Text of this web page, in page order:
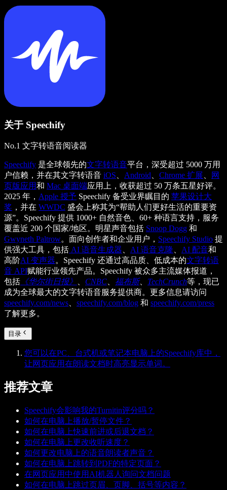
关于 Speechify
No.1 文字转语音阅读器
Speechify 是全球领先的文字转语音平台，深受超过 5000 万用
户信赖，并在其文字转语音 iOS Android Chrome 扩展
网
页版应用和 Mac 桌面端应用上，收获超过 50 万条五星好评。
2025 年， Apple 授予 Speechify 备受业界瞩目的 苹果设计大
奖 ，并在 WWDC 盛会上称其为“帮助人们更好生活的重要资
源”。Speechify 提供 1000+ 自然音色、60+ 种语言支持，服务
覆盖近 200 个国家/地区。明星声音包括 Snoop Dogg 和
Gwyneth Paltrow。面向创作者和企业用户， Speechify Studio 提
供强大工具，包括 AI 语音生成器 AI 语音克隆 AI 配音和
高阶AI 变声器。Speechify 还通过高品质、低成本的文字转语
音 API赋能行业领先产品。Speechify 被众多主流媒体报道，
包括 《华尔街日报》 CNBC 福布斯、 TechCrunch等，现已
成为全球最大的文字转语音服务提供商。更多信息请访问
speechify.com/news
speechify.com/blog 和 speechify.com/press
了解更多。
目录
您可以在PC、台式机或笔记本电脑上的Speechify库中，
让网页应用在朗读文档时高亮显示单词。
推荐文章
Speechify会影响我的Turnitin评分吗？
如何在电脑上播放/暂停文件？
如何在电脑上快速前进或后退文档？
如何在电脑上更改收听速度？
如何更改电脑上的语音朗读者声音？
如何在电脑上跳转到PDF的特定页面？
在网页应用中使用AI机器人询问文档问题
如何在电脑上跳过页眉、页脚、括号等内容？